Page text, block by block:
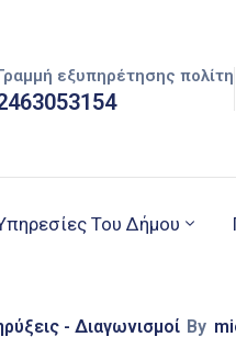
εξυπηρέτησης πολίτη
Του Δήμου
- Διαγωνισμοί By